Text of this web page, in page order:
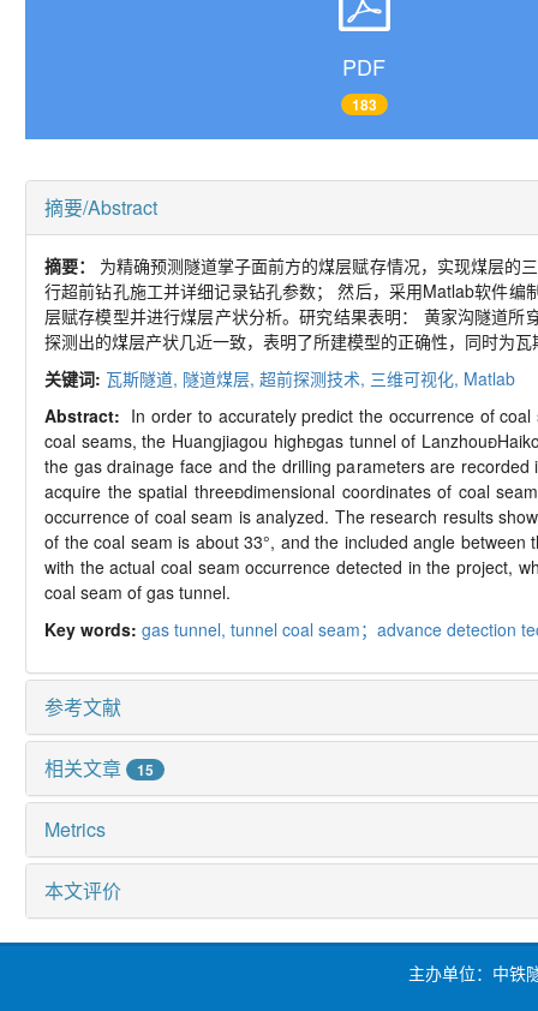
PDF
183
摘要/Abstract
摘要： 为精确预测隧道掌子面前方的煤层赋存情况，实现煤层的
行超前钻孔施工并详细记录钻孔参数； 然后，采用Matlab软件编
层赋存模型并进行煤层产状分析。研究结果表明： 黄家沟隧道所
探测出的煤层产状几近一致，表明了所建模型的正确性，同时为
关键词: 瓦斯隧道, 隧道煤层, 超前探测技术, 三维可视化, Matlab
Abstract: In order to accurately predict the occurrence of
coal seams, the Huangjiagou highgas tunnel of Lanzhou
the gas drainage face and the drilling parameters are
acquire the spatial threedimensional coordinates of coal
occurrence of coal seam is analyzed. The research results
of the coal seam is about 33°, and the included angle between
with the actual coal seam occurrence detected in the project,
coal seam of gas tunnel.
Key words: gas tunnel, tunnel coal seam； advance detection
参考文献
相关文章 15
Metrics
本文评价
主办单位：中铁